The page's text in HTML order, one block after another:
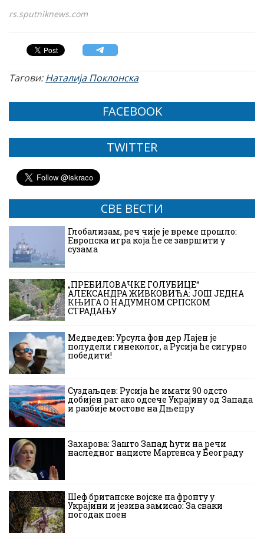
rs.sputniknews.com
Тагови:Наталија Поклонска
FACEBOOK
TWITTER
СВЕ ВЕСТИ
Глобализам, реч чије је време прошло:
Европска игра која ће се завршити у
сузама
„ПРЕБИЛОВАЧКЕ ГОЛУБИЦЕ“
АЛЕКСАНДРА ЖИВКОВИЋА: ЈОШ ЈЕДНА
КЊИГА О НАДУМНОМ СРПСКОМ
СТРАДАЊУ
Медведев: Урсула фон дер Лајен је
полудели гинеколог, а Русија ће сигурно
победити!
Суздаљцев: Русија ће имати 90 одсто
добијен рат ако одсече Украјину од Запада
и разбије мостове на Дњепру
Захарова: Зашто Запад ћути на речи
наследног нацисте Мартенса у Београду
Шеф британске војске на фронту у
Украјини и језива замисао: За сваки
погодак поен